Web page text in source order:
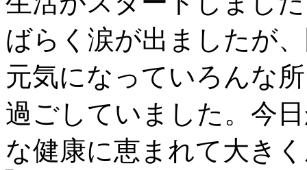
ばらく涙が出ましたが
元気になっていろんな
過ごしていました。今
な健康に恵まれて大き